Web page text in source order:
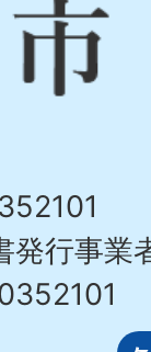
発行事業